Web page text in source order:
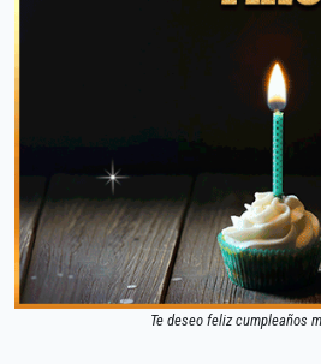
Te deseo feliz cumpleaños